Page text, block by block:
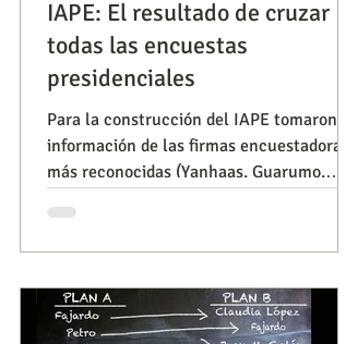
IAPE: El resultado de cruzar
todas las encuestas
presidenciales
Para la construcción del IAPE tomaron la
información de las firmas encuestadoras
más reconocidas (Yanhaas, Guarumo,